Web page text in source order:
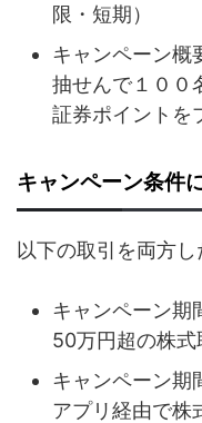
限・短期）
キャンペーン概
抽せんで１００
証券ポイントを
キャンペーン条件
以下の取引を両方し
キャンペーン期
50万円超の株式
キャンペーン期
アプリ経由で株